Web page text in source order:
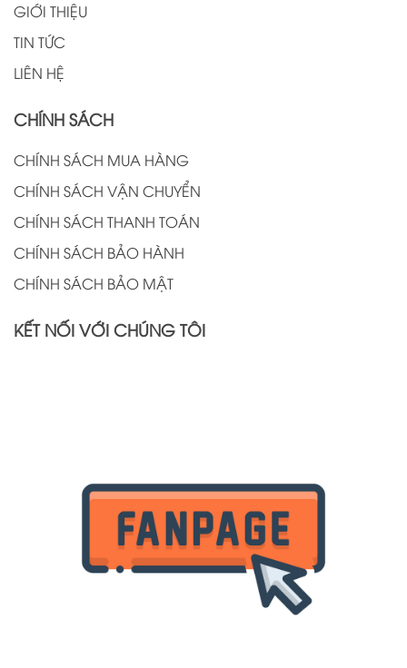
GIỚI THIỆU
TIN TỨC
LIÊN HỆ
CHÍNH SÁCH
CHÍNH SÁCH MUA HÀNG
CHÍNH SÁCH VẬN CHUYỂN
CHÍNH SÁCH THANH TOÁN
CHÍNH SÁCH BẢO HÀNH
CHÍNH SÁCH BẢO MẬT
KẾT NỐI VỚI CHÚNG TÔI